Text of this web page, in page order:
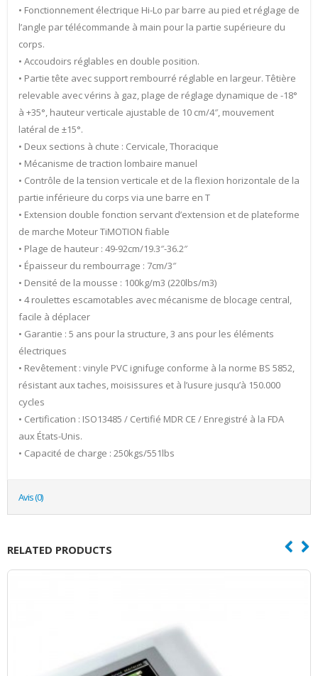
• Fonctionnement électrique Hi-Lo par barre au pied et réglage de
l’angle par télécommande à main pour la partie supérieure du
corps.
• Accoudoirs réglables en double position.
• Partie tête avec support rembourré réglable en largeur. Têtière
relevable avec vérins à gaz, plage de réglage dynamique de -18°
à +35°, hauteur verticale ajustable de 10 cm/4″, mouvement
latéral de ±15°.
• Deux sections à chute : Cervicale, Thoracique
• Mécanisme de traction lombaire manuel
• Contrôle de la tension verticale et de la flexion horizontale de la
partie inférieure du corps via une barre en T
• Extension double fonction servant d’extension et de plateforme
de marche Moteur TiMOTION fiable
• Plage de hauteur : 49-92cm/19.3″-36.2″
• Épaisseur du rembourrage : 7cm/3″
• Densité de la mousse : 100kg/m3 (220lbs/m3)
• 4 roulettes escamotables avec mécanisme de blocage central,
facile à déplacer
• Garantie : 5 ans pour la structure, 3 ans pour les éléments
électriques
• Revêtement : vinyle PVC ignifuge conforme à la norme BS 5852,
résistant aux taches, moisissures et à l’usure jusqu’à 150.000
cycles
• Certification : ISO13485 / Certifié MDR CE / Enregistré à la FDA
aux États-Unis.
• Capacité de charge : 250kgs/551lbs
Avis (0)
RELATED PRODUCTS